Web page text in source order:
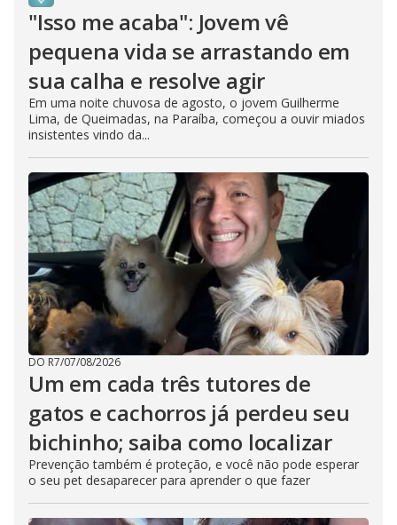
"Isso me acaba": Jovem vê
pequena vida se arrastando em
sua calha e resolve agir
Em uma noite chuvosa de agosto, o jovem Guilherme
Lima, de Queimadas, na Paraíba, começou a ouvir miados
insistentes vindo da...
DO R7/07/08/2026
Um em cada três tutores de
gatos e cachorros já perdeu seu
bichinho; saiba como localizar
Prevenção também é proteção, e você não pode esperar
o seu pet desaparecer para aprender o que fazer